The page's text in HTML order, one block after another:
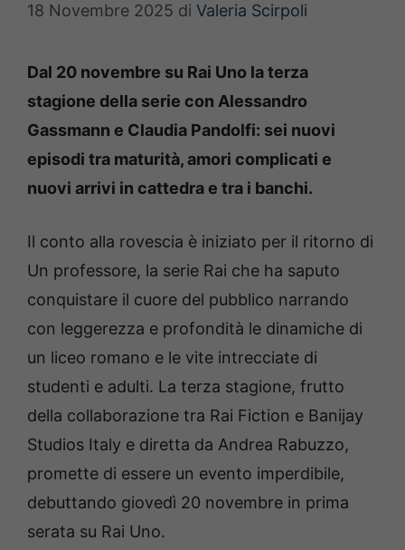
18 Novembre 2025 di Valeria Scirpoli
Dal 20 novembre su Rai Uno la terza
stagione della serie con Alessandro
Gassmann e Claudia Pandolfi: sei nuovi
episodi tra maturità, amori complicati e
nuovi arrivi in cattedra e tra i banchi.
Il conto alla rovescia è iniziato per il ritorno di
Un professore, la serie Rai che ha saputo
conquistare il cuore del pubblico narrando
con leggerezza e profondità le dinamiche di
un liceo romano e le vite intrecciate di
studenti e adulti. La terza stagione, frutto
della collaborazione tra Rai Fiction e Banijay
Studios Italy e diretta da Andrea Rabuzzo,
promette di essere un evento imperdibile,
debuttando giovedì 20 novembre in prima
serata su Rai Uno.